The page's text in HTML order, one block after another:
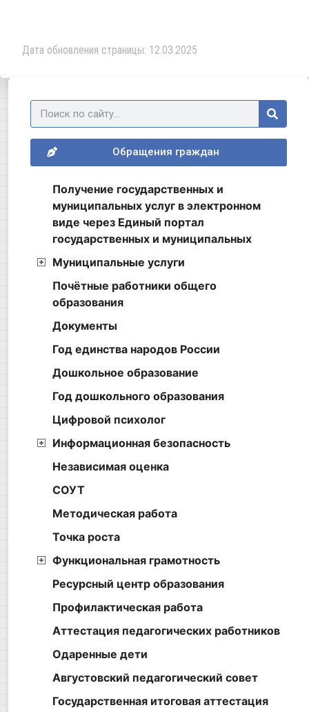
Дата обновления страницы: 12.03.2025
Обращения граждан
Получение государственных и
муниципальных услуг в электронном
виде через Единый портал
государственных и муниципальных
Муниципальные услуги
Почётные работники общего
образования
Документы
Год единства народов России
Дошкольное образование
Год дошкольного образования
Цифровой психолог
Информационная безопасность
Независимая оценка
СОУТ
Методическая работа
Точка роста
Функциональная грамотность
Ресурсный центр образования
Профилактическая работа
Аттестация педагогических работников
Одаренные дети
Августовский педагогический совет
Государственная итоговая аттестация